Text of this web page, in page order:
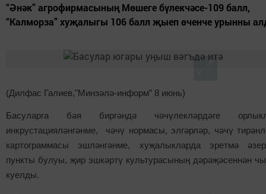
“Әнәк” агрофирмасының Мөшеге бүлекчәсе-109 балл,
“Калморза” хуҗалыгы 106 балл җыеп өченче урынны
(Дилфас Галиев,"Минзәлә-информ” 8 июнь)
Басуларга бәя биргәндә чәчүлекләрдәге
инкрустацияләнгәнме, чәчү нормасы, элгәрләр, чәчү
картограммасы эшләнгәнме, хуҗалыкларда эретмә
пункты булуы, җир эшкәртү культурасының дәрәҗәсеннән
куелды.